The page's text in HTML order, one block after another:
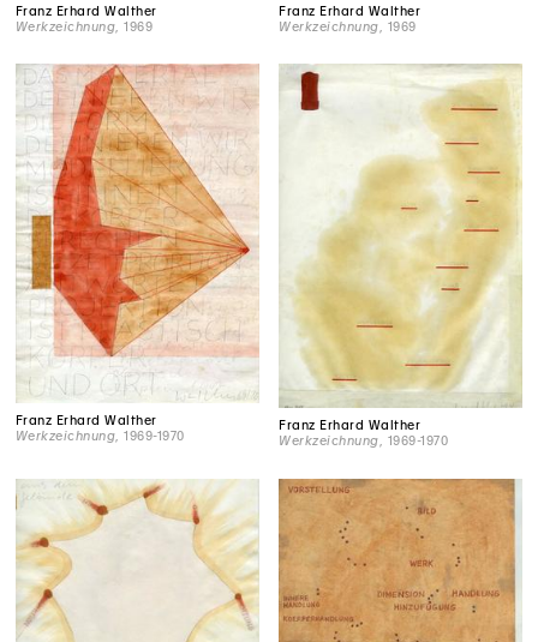
Franz Erhard Walther
Werkzeichnung , 1969
Franz Erhard Walther
Werkzeichnung , 1969
Franz Erhard Walther
Werkzeichnung , 1969-1970
Franz Erhard Walther
Werkzeichnung , 1969-1970